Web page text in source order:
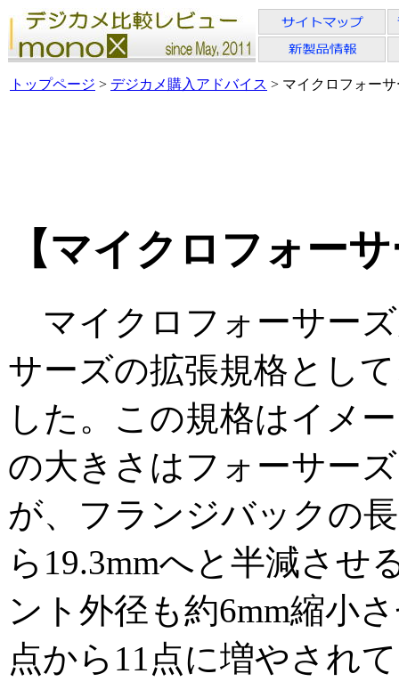
トップページ > デジカメ購入アドバイス > マイクロフォー
【マイクロフォー
マイクロフォーサー
サーズの拡張規格とし
した。この規格はイメ
の大きさはフォーサー
が、フランジバックの
ら19.3mmへと半減させ
ント外径も約6mm縮小
点から11点に増やされ